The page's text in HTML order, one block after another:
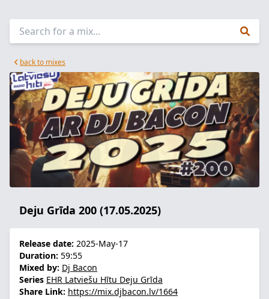
back to mixes
Deju Grīda 200 (17.05.2025)
Release date: 2025-May-17
Duration: 59:55
Mixed by: Dj Bacon
Series EHR Latviešu Hītu Deju Grīda
Share Link: https://mix.djbacon.lv/1664